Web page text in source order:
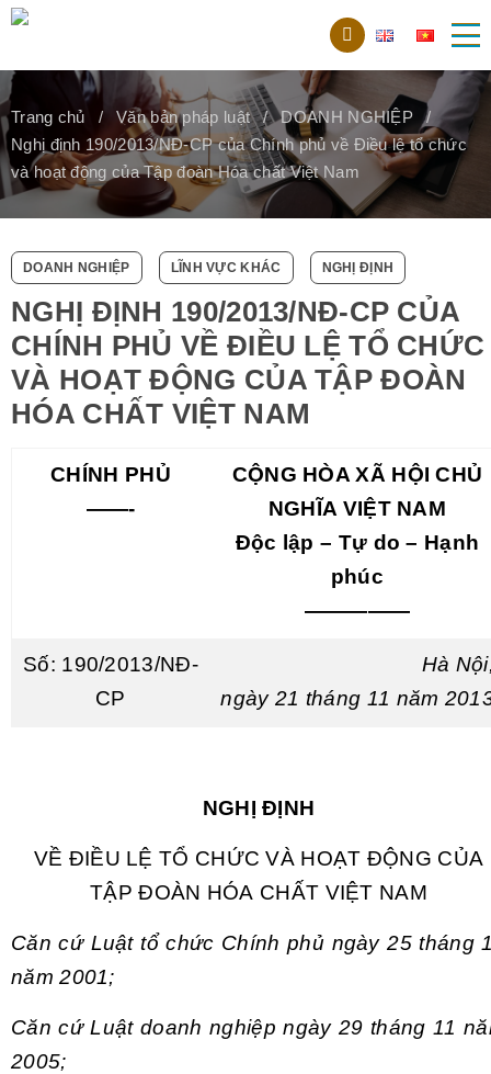
Trang chủ Văn bản pháp luật
DOANH NGHIỆP
Nghị định 190/2013/NĐ-CP của Chính phủ về Điều lệ tổ chức
và hoạt động của Tập đoàn Hóa chất Việt Nam
DOANH NGHIỆP LĨNH VỰC KHÁC NGHỊ ĐỊNH
NGHỊ ĐỊNH 190/2013/NĐ-CP CỦA
CHÍNH PHỦ VỀ ĐIỀU LỆ TỔ CHỨC
VÀ HOẠT ĐỘNG CỦA TẬP ĐOÀN
HÓA CHẤT VIỆT NAM
CHÍNH PHỦ
——-
CỘNG HÒA XÃ HỘI CHỦ
NGHĨA VIỆT NAM
Độc lập – Tự do – Hạnh
phúc
—————
Số: 190/2013/NĐ-
CP
Hà
ngày 21 tháng 11 năm
NGHỊ ĐỊNH
VỀ ĐIỀU LỆ TỔ CHỨC VÀ HOẠT ĐỘNG CỦA
TẬP ĐOÀN HÓA CHẤT VIỆT NAM
Căn cứ Luật tổ chức Chính phủ ngày 25 tháng
năm 2001;
Căn cứ Luật doanh nghiệp ngày 29 tháng 11
2005;